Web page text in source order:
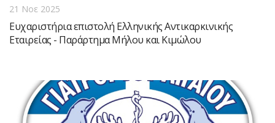
21 Νοε 2025
Ευχαριστήρια επιστολή Ελληνικής Αντικαρκινικής
Εταιρείας - Παράρτημα Μήλου και Κιμώλου